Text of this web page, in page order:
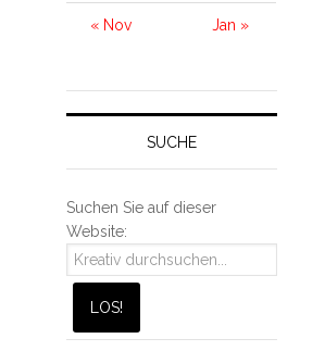
« Nov Jan »
SUCHE
Suchen Sie auf dieser
Website: